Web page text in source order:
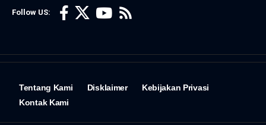
Follow US:
Tentang Kami Disklaimer
Kebijakan Privasi
Kontak Kami